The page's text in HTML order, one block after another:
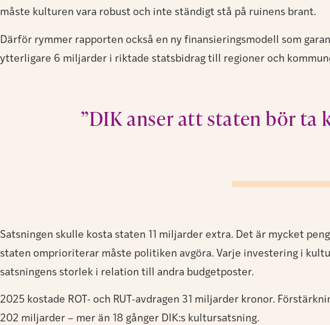
måste kulturen vara robust och inte ständigt stå på ruinens brant.
Därför rymmer rapporten också en ny finansieringsmodell som
ytterligare 6 miljarder i riktade statsbidrag till regioner och
”DIK anser att staten bör
Satsningen skulle kosta staten 11 miljarder extra. Det är mycket
staten omprioriterar måste politiken avgöra. Varje investering i
satsningens storlek i relation till andra budgetposter.
2025 kostade ROT- och RUT-avdragen 31 miljarder kronor.
202 miljarder – mer än 18 gånger DIK:s kultursatsning.